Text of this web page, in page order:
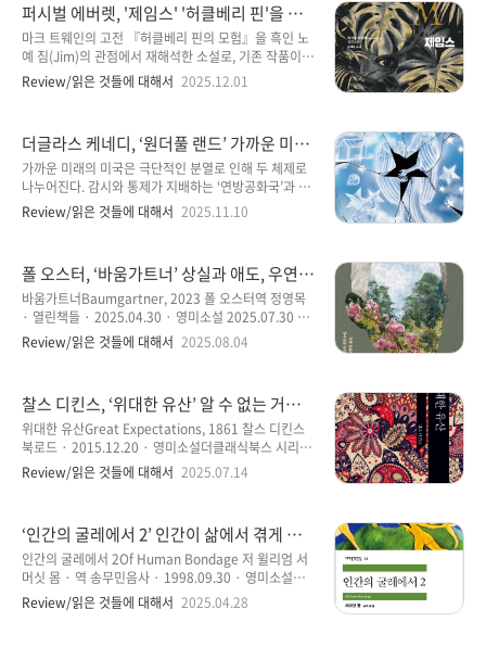
The Storied Life of A. J. Fikry, 2014 개브리얼 제빈
역 엄일녀 · 문학동네 · 2017.10.05 · 영미소설
2025.12.30 ~ 2026.01.06 · 7시간 41분 ‘섬에 있는
서점’은 제목에 혹해서 읽게 되었는데, 기대와는 달리 조
금은 아쉬움이 묻어나는 소설일 듯하지만, 그렇다고 재
퍼시벌 에버렛, '제임스' '허클베리 핀'을 완
벽하게 재해석한 작품으로, 인종적 우월주의
의 부조리를 묘사하고 가족과 자유를 찾는 여
정에 대한 새로운 시각을 제시한 작품
마크 트웨인의 고전 『허클베리 핀의 모험』을 흑인 노
예 짐(Jim)의 관점에서 재해석한 소설로, 기존 작품이
지니고 있던 인종적 사고의 한계와 시각의 편향을 정면
으로 비튼다. 흑인 노예 짐을 지적이고 능동적인 주체적
시벌 에버렛역 송혜리 · 문학동네 · 2025.09.04 · 영
미소설 2025.11.20 ~ 11.26 · 9시간 27분 ‘제임스’는
완전히 호기심에 의해 읽게 된 소설이다. 이 소설은 ‘마
크 트웨인’의 유명한 소설 ‘허클베리 핀의 모험’에 등장
하는 흑인 노예 ‘짐(jim)’의 관점에서 재해석한 소설이
Review/읽은 것들에 대해서 2025.12.01
더글라스 케네디, ‘원더풀 랜드’ 가까운 미래
의 미국은 분열된 두 체제 속에서 스파이로
투입된 요원의 가족과 자유, 감시와 선택, 그
리고 인간 내면의 갈등을 다룬 소설
가까운 미래의 미국은 극단적인 분열로 인해 두 체제로
나누어진다. 감시와 통제가 지배하는 ‘연방공화국’과 자
유를 내세우는 ‘공화국연맹’ 사이에서 벌어지는 이야기
를 담고 있다. 연방공화국의 정보요원이 반대 진영의 이
관계를 어떻게 파괴하는지, 감시와 통제, 이념과 신념,
자유와 통제 사이에서 선택을 강요받게 된다. 더글라스
케네디는 미국의 정치적 양극화와 기술 통제 사회의 비
판적 사고와 인간의 자유의 본질을 되묻는 소설이다. 읽
는데 8분 정도 소요 원더풀 랜드FLYOVER 더글라스 케
Review/읽은 것들에 대해서 2025.11.10
폴 오스터, ‘바움가트너’ 상실과 애도, 우연과
순간을 만들어 가며 삶에서의 관계와 사랑에
대한 애틋한 사유에 대한 기억
바움가트너Baumgartner, 2023 폴 오스터역 정영목
· 열린책들 · 2025.04.30 · 영미소설 2025.07.30 ~
08.01 · 5시간 3분 폴 오스터의 네 번째 읽은 소설이기
도 하고 그의 마지막 소설인 ‘바움가트너’를 읽게 되었고
않은 분량이기에 가볍게 읽을 수 있다고 생각한다면 그
건 아마도 잘못 생각한 것일지도 모른다. 전체 분량은 짧
게 느껴지겠지만 내용으로 본다면 다채롭다는 느낌을
받을 수 있지 않을까 생각한다. 폴 오스터의 대부분의 책
들은 섬세한 묘사와 주변 환경에 대한 사색이 다양하다
Review/읽은 것들에 대해서 2025.08.04
찰스 디킨스, ‘위대한 유산’ 알 수 없는 거액
의 상속을 받고 신분 상승을 꿈꾸지만, 결국
진정한 인간성을 깨달아 가는 내적 성장 소설
위대한 유산Great Expectations, 1861 찰스 디킨스
북로드 · 2015.12.20 · 영미소설더클래식북스 시리즈
2025.06.30 ~ 07.09 · 15시간 35분 아주 오랜만에 꺼
내 든 ‘찰스 디킨스’의 소설을 읽게 되었다. 2022년 11
중들의 방대한 이야기를 다뤘다면 이번에 읽게 된 소설
‘위대한 유산’은 1861년에 출간된 디킨스의 대표 소설
로 빅토리아 시대의 계급 사회의 부조리에 대한 날카로
운 비판과 인간 내면의 성장 과정을 섬세하게 다룬 소설
이라 말할 수 있을 듯하다. 주인공의 1인칭 시점으로 전
Review/읽은 것들에 대해서 2025.07.14
‘인간의 굴레에서 2’ 인간이 삶에서 겪게 되
는 고뇌와 방황, 그리고 궁극적인 자유를 찾
아 가는 성장 과정을 그린 소설
인간의 굴레에서 2Of Human Bondage 저 윌리엄 서
머싯 몸 · 역 송무민음사 · 1998.09.30 · 영미소설세
계문학전집 122025.04.16 ~ 04.24 · 07시간 05분 1
편에서의 주인공 필립은 직업에 대해서 그리고 삶의 자
Review/읽은 것들에 대해서 2025.04.28